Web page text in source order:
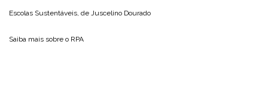
Escolas Sustentáveis, de Juscelino Dourado
Saiba mais sobre o RPA